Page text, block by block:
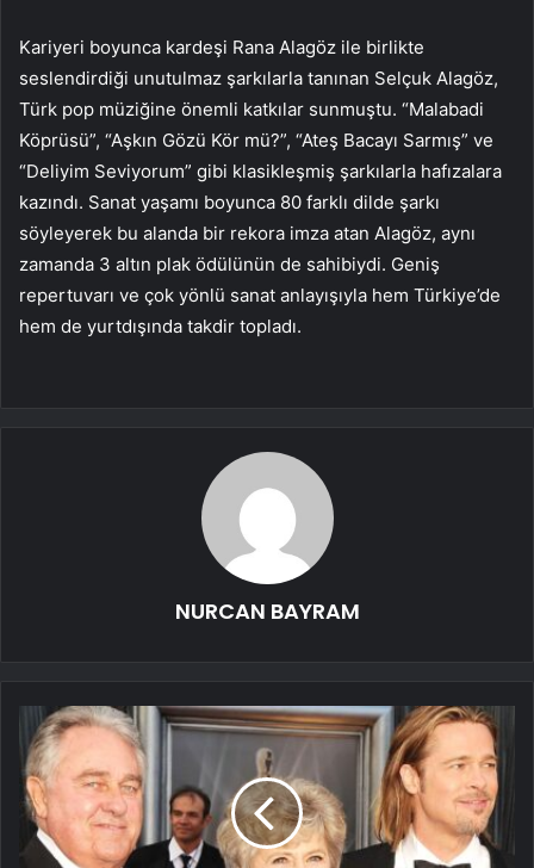
Kariyeri boyunca kardeşi Rana Alagöz ile birlikte
seslendirdiği unutulmaz şarkılarla tanınan Selçuk Alagöz,
Türk pop müziğine önemli katkılar sunmuştu. “Malabadi
Köprüsü”, “Aşkın Gözü Kör mü?”, “Ateş Bacayı Sarmış” ve
“Deliyim Seviyorum” gibi klasikleşmiş şarkılarla hafızalara
kazındı. Sanat yaşamı boyunca 80 farklı dilde şarkı
söyleyerek bu alanda bir rekora imza atan Alagöz, aynı
zamanda 3 altın plak ödülünün de sahibiydi. Geniş
repertuvarı ve çok yönlü sanat anlayışıyla hem Türkiye’de
hem de yurtdışında takdir topladı.
NURCAN BAYRAM